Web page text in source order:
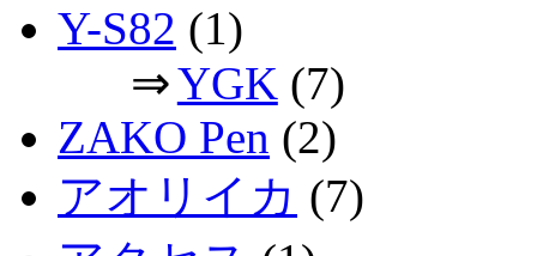
Y-S82 (1)
⇒YGK (7)
ZAKO Pen (2)
アオリイカ (7)